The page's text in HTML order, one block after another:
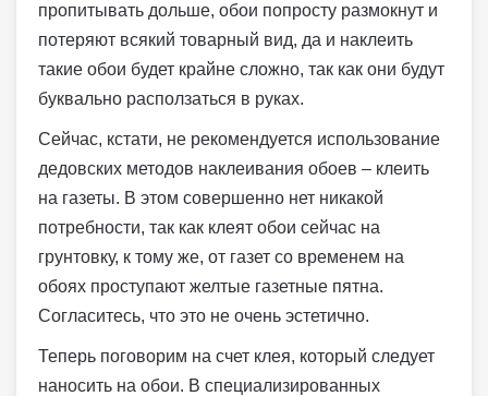
пропитывать дольше, обои попросту размокнут и
потеряют всякий товарный вид, да и наклеить
такие обои будет крайне сложно, так как они будут
буквально расползаться в руках.
Сейчас, кстати, не рекомендуется использование
дедовских методов наклеивания обоев – клеить
на газеты. В этом совершенно нет никакой
потребности, так как клеят обои сейчас на
грунтовку, к тому же, от газет со временем на
обоях проступают желтые газетные пятна.
Согласитесь, что это не очень эстетично.
Теперь поговорим на счет клея, который следует
наносить на обои. В специализированных